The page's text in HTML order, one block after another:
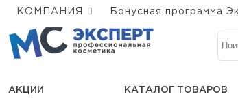
КОМПАНИЯ Бонусная программа
АКЦИИ КАТАЛОГ ТОВАРОВ